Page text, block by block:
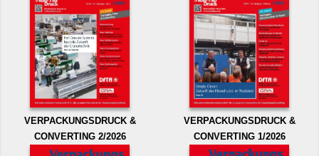
VERPACKUNGSDRUCK &
CONVERTING 2/2026
VERPACKUNGSDRUCK &
CONVERTING 1/2026